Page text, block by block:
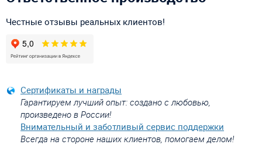
Честные отзывы реальных клиентов!
Сертификаты и награды
Гарантируем лучший опыт: создано с любовью,
произведено в России!
Внимательный и заботливый сервис поддержки
Всегда на стороне наших клиентов, помогаем делом!